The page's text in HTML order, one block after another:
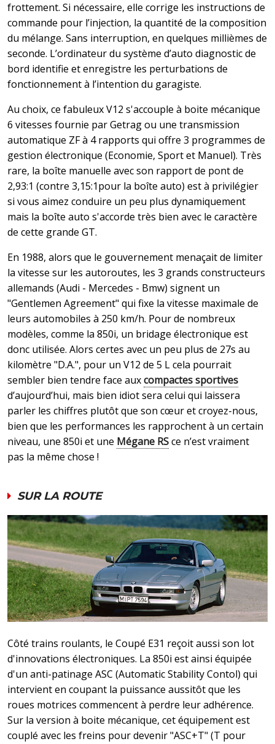
frottement. Si nécessaire, elle corrige les instructions de
commande pour l’injection, la quantité de la composition
du mélange. Sans interruption, en quelques millièmes de
seconde. L’ordinateur du système d’auto diagnostic de
bord identifie et enregistre les perturbations de
fonctionnement à l’intention du garagiste.
Au choix, ce fabuleux V12 s'accouple à boite mécanique
6 vitesses fournie par Getrag ou une transmission
automatique ZF à 4 rapports qui offre 3 programmes de
gestion électronique (Economie, Sport et Manuel). Très
rare, la boîte manuelle avec son rapport de pont de
2,93:1 (contre 3,15:1pour la boîte auto) est à privilégier
si vous aimez conduire un peu plus dynamiquement
mais la boîte auto s'accorde très bien avec le caractère
de cette grande GT.
En 1988, alors que le gouvernement menaçait de limiter
la vitesse sur les autoroutes, les 3 grands constructeurs
allemands (Audi - Mercedes - Bmw) signent un
"Gentlemen Agreement" qui fixe la vitesse maximale de
leurs automobiles à 250 km/h. Pour de nombreux
modèles, comme la 850i, un bridage électronique est
donc utilisée. Alors certes avec un peu plus de 27s au
kilomètre "D.A.", pour un V12 de 5 L cela pourrait
sembler bien tendre face auxcompactes sportives
d’aujourd’hui, mais bien idiot sera celui qui laissera
parler les chiffres plutôt que son cœur et croyez-nous,
bien que les performances les rapprochent à un certain
niveau, une 850i et une Mégane RSce n’est vraiment
pas la même chose !
SUR LA ROUTE
Côté trains roulants, le Coupé E31 reçoit aussi son lot
d'innovations électroniques. La 850i est ainsi équipée
d'un anti-patinage ASC (Automatic Stability Contol) qui
intervient en coupant la puissance aussitôt que les
roues motrices commencent à perdre leur adhérence.
Sur la version à boite mécanique, cet équipement est
couplé avec les freins pour devenir "ASC+T" (T pour